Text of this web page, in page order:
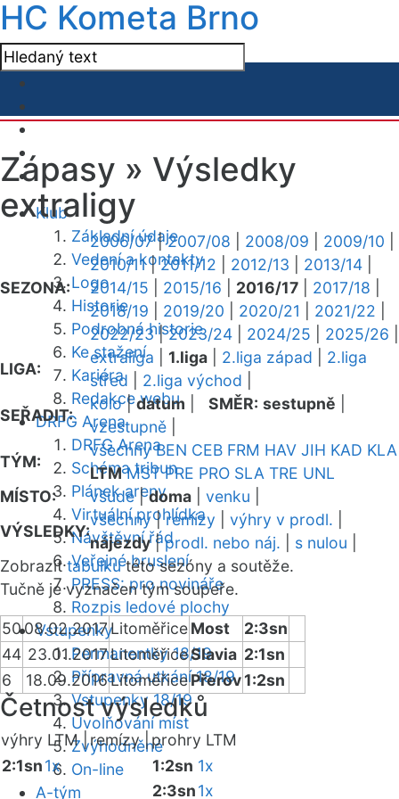
HC Kometa Brno
Klub
Základní údaje
Vedení a kontakty
Logo
Historie
Podrobná historie
Ke stažení
Kariéra
Redakce webu
DRFG Arena
DRFG Arena
Schéma tribun
Plánek areny
Virtuální prohlídka
Návštěvní řád
Veřejné bruslení
PRESS: pro novináře
Rozpis ledové plochy
Vstupenky
Permanentky 18/19
Přípravná utkání 18/19
Vstupenky 18/19
Uvolňování míst
Zvýhodněné
On-line
A-tým
Zápasy » Výsledky
extraligy
SEZONA:
2006/07|2007/08 2008/09 2009/10
2010/11|2011/12 2012/13 2013/14
2014/15
2015/16 2016/17 2017/18
2018/19
2019/20 2020/21 2021/22
2022/23|2023/24 2024/25 2025/26
LIGA:
extraliga 1.liga 2.liga západ
2.liga
střed
2.liga východ
SEŘADIT:
kolo|datum SMĚR: sestupně
vzestupně
TÝM:
všechny BEN CEB FRM HAV JIH KAD KLA
LTM MST PRE PRO SLA TRE UNL
MÍSTO:
všude|doma venku
VÝSLEDKY:
všechny|remízy výhry v prodl.
nájezdy|prodl. nebo náj. s nulou
Zobrazittabulkutéto sezóny a soutěže.
Tučně je vyznačen tým soupeře.
5008.02.2017LitoměřiceMost
2:3sn
44 23.01.2017LitoměřiceSlavia 2:1sn
6
18.09.2016LitoměřicePřerov1:2sn
Četnost výsledků
výhry LTM |remízy |prohry LTM
2:1sn1x 1:2sn 1x
2:3sn1x